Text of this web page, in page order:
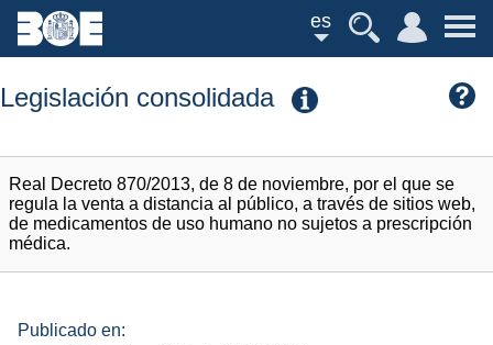
es
Legislación consolidada
Real Decreto 870/2013, de 8 de noviembre, por el que se
regula la venta a distancia al público, a través de sitios web,
de medicamentos de uso humano no sujetos a prescripción
médica.
Publicado en: